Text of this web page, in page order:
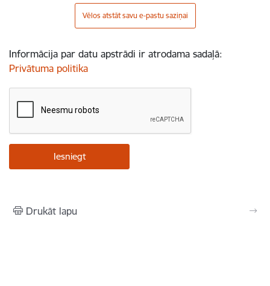
Vēlos atstāt savu e-pastu saziņai
Informācija par datu apstrādi ir atrodama sadaļā:
Privātuma politika
Drukāt lapu